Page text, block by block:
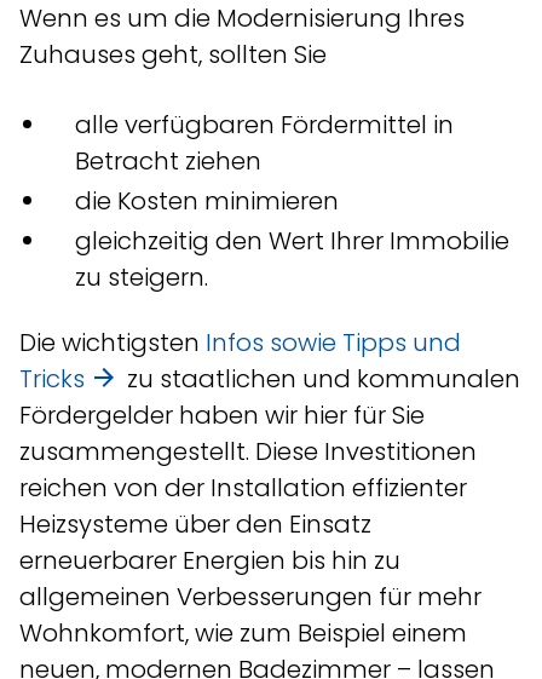
Wenn es um die Modernisierung Ihres
Zuhauses geht, sollten Sie
alle verfügbaren Fördermittel in
Betracht ziehen
die Kosten minimieren
gleichzeitig den Wert Ihrer Immobilie
zu steigern.
Die wichtigsten Infos sowie Tipps und
Tricks
zu staatlichen und kommunalen
Fördergelder haben wir hier für Sie
zusammengestellt. Diese Investitionen
reichen von der Installation effizienter
Heizsysteme über den Einsatz
erneuerbarer Energien bis hin zu
allgemeinen Verbesserungen für mehr
Wohnkomfort, wie zum Beispiel einem
neuen, modernen Badezimmer – lassen